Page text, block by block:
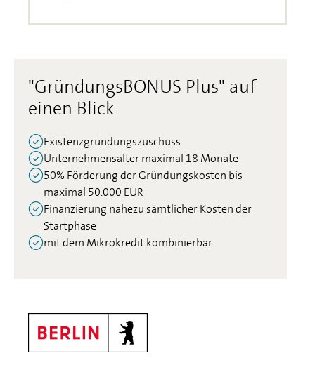
"GründungsBONUS Plus" auf
einen Blick
Existenzgründungszuschuss
Unternehmensalter maximal 18 Monate
50% Förderung der Gründungskosten bis
maximal 50.000 EUR
Finanzierung nahezu sämtlicher Kosten der
Startphase
mit dem Mikrokredit kombinierbar